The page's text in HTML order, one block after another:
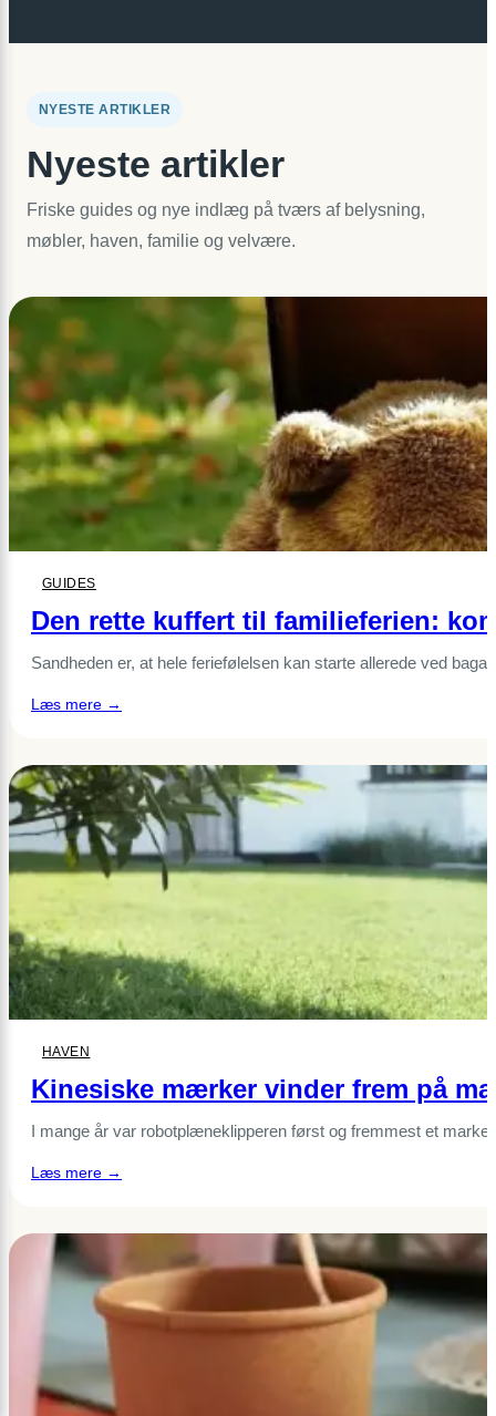
NYESTE ARTIKLER
Nyeste artikler
Friske guides og nye indlæg på tværs af belysning,
møbler, haven, familie og velvære.
GUIDES
Den rette kuffert til familieferien:
Sandheden er, at hele feriefølelsen kan starte allerede ved
Læs mere →
kuffert
til
familieferien:
komfort,
plads
HAVEN
Kinesiske mærker vinder frem på
I mange år var robotplæneklipperen først og fremmest et
Læs mere →
på
markedet